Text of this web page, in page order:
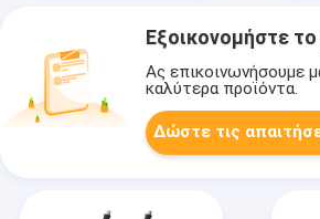
Εξοικονομήστε
Ας επικοινωνήσουμε
καλύτερα προϊόντα.
Δώστε τις